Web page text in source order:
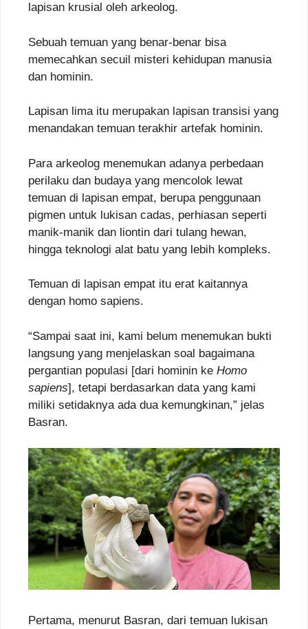
lapisan krusial oleh arkeolog.
Sebuah temuan yang benar-benar bisa
memecahkan secuil misteri kehidupan manusia
dan hominin.
Lapisan lima itu merupakan lapisan transisi yang
menandakan temuan terakhir artefak hominin.
Para arkeolog menemukan adanya perbedaan
perilaku dan budaya yang mencolok lewat
temuan di lapisan empat, berupa penggunaan
pigmen untuk lukisan cadas, perhiasan seperti
manik-manik dan liontin dari tulang hewan,
hingga teknologi alat batu yang lebih kompleks.
Temuan di lapisan empat itu erat kaitannya
dengan homo sapiens.
“Sampai saat ini, kami belum menemukan bukti
langsung yang menjelaskan soal bagaimana
pergantian populasi [dari hominin ke Homo
sapiens], tetapi berdasarkan data yang kami
miliki setidaknya ada dua kemungkinan,” jelas
Basran.
Pertama, menurut Basran, dari temuan lukisan